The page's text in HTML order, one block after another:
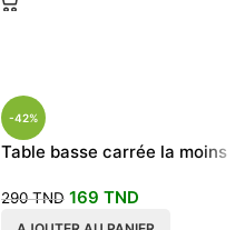
-42%
Table basse carrée la moins
290TND 169 TND